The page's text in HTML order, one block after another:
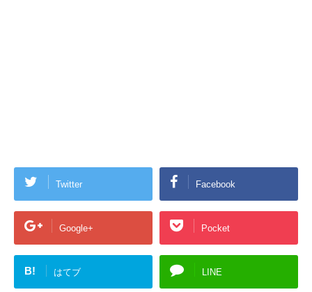
Twitter Facebook
Google+ Pocket
B! はてブ LINE